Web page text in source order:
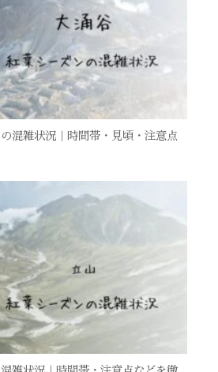
混雑状況｜時間帯・見頃・注意点